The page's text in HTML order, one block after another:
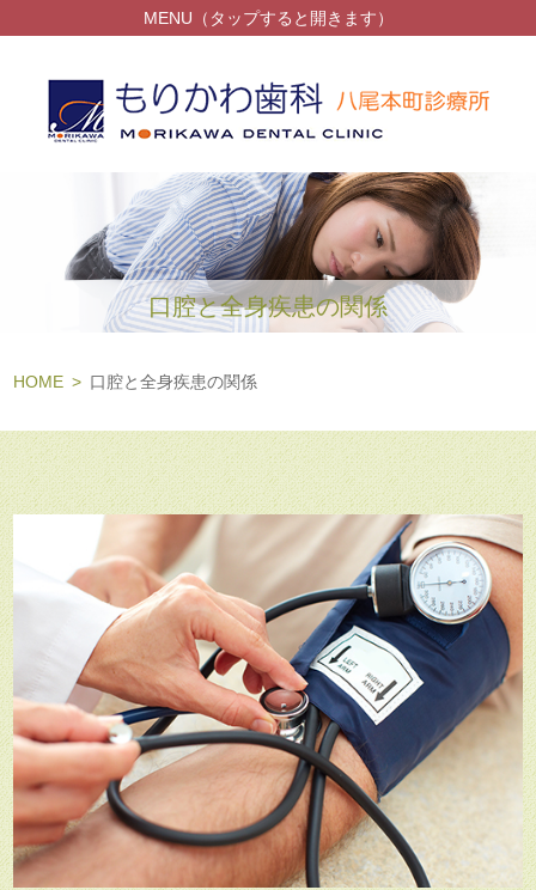
口腔と全身疾患の関係
HOME 口腔と全身疾患の関係
MENU（タップすると開きます）